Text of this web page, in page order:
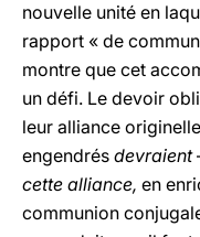
nouvelle unité en
rapport « de
montre que cet
un défi. Le devoir
leur alliance
engendrés devraient
cette alliance, en
communion